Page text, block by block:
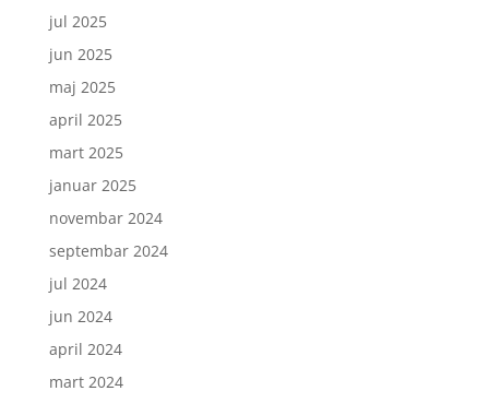
jul 2025
jun 2025
maj 2025
april 2025
mart 2025
januar 2025
novembar 2024
septembar 2024
jul 2024
jun 2024
april 2024
mart 2024